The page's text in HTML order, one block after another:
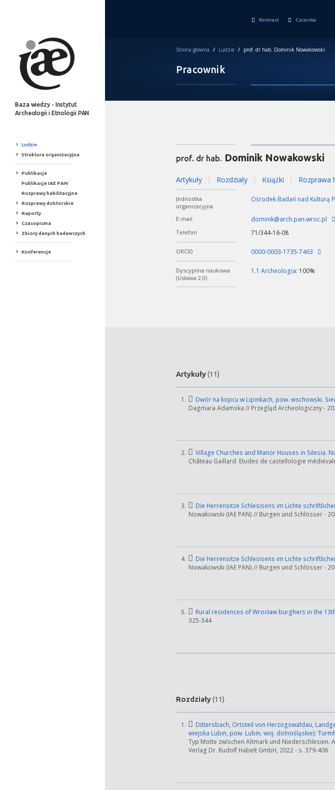
Baza wiedzy - Instytut
Archeologii i Etnologii PAN
Ludzie
Struktura organizacyjna
Publikacje
Publikacje IAE PAN
Rozprawy habilitacyjne
Rozprawy doktorskie
Raporty
Czasopisma
Zbiory danych badawczych
Konferencje
Kontrast Czcionka
Strona główna / Ludzie / prof. dr hab. Dominik Nowakowski
Pracownik
prof. dr hab. Dominik Nowakowski
Artykuły | Rozdziały | Książki | Rozprawa
Jednostka
organizacyjna
Ośrodek Badań nad Kulturą
E-mail dominik@arch.pan.wroc.pl
Telefon 71/344-16-08
ORCID 0000-0003-1735-7463
Dyscyplina naukowa
(Ustawa 2.0)
1.1 Archeologia: 100%
Artykuły(11)
1. Dwór na kopcu w Lipinkach, pow. wschowski.
Dagmara Adamska // Przegląd Archeologiczny -
2. Village Churches and Manor Houses in Silesia.
Château Gaillard. Etudes de castellologie
3. Die Herrensitze Schlesisens im Lichte
Nowakowski (IAE PAN) // Burgen und Schlösser -
4. Die Herrensitze Schlesisens im Lichte
Nowakowski (IAE PAN) // Burgen und Schlösser -
5. Rural residences of Wrocław burghers in the
325-344
Rozdziały(11)
1.
Dittersbach, Ortsteil von Herzogswaldau,
wiejska Lubin, pow. Lubin, woj. dolnośląskie):
Typ Motte zwischen Altmark und
Verlag Dr. Rudolf Habelt GmbH, 2022 - s. 379-406